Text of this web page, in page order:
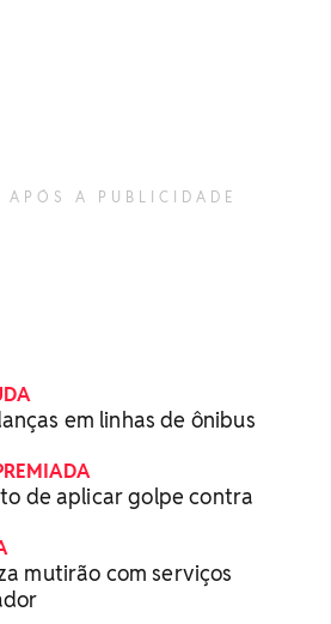
APÓS A PUBLICIDADE
em linhas de ônibus
de aplicar golpe contra
mutirão com serviços